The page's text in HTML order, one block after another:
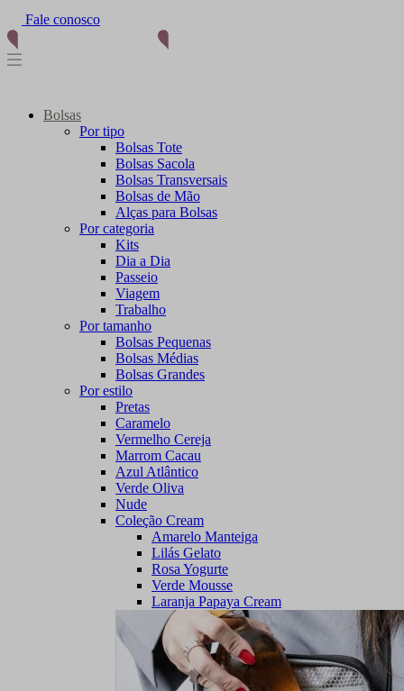
(11) 96012-2976
Fale conosco
Bolsas
Por tipo
Bolsas Tote
Bolsas Sacola
Bolsas Transversais
Bolsas de Mão
Alças para Bolsas
Por categoria
Kits
Dia a Dia
Passeio
Viagem
Trabalho
Por tamanho
Bolsas Pequenas
Bolsas Médias
Bolsas Grandes
Por estilo
Pretas
Caramelo
Vermelho Cereja
Marrom Cacau
Azul Atlântico
Verde Oliva
Nude
Coleção Cream
Amarelo Manteiga
Lilás Gelato
Rosa Yogurte
Verde Mousse
Laranja Papaya Cream